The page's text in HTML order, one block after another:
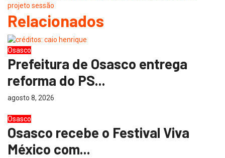
projeto sessão
Relacionados
Osasco
Prefeitura de Osasco entrega
reforma do PS...
agosto 8, 2026
Osasco
Osasco recebe o Festival Viva
México com...